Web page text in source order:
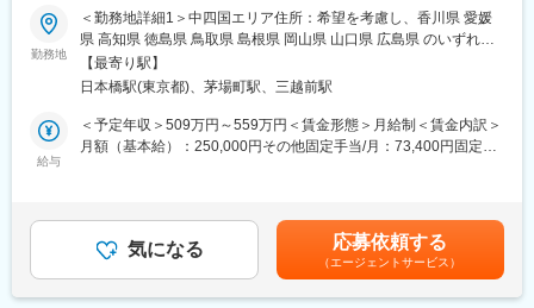
活動に専念できる環境です。
個人の予算はありますが、チーム内で助け合う社風が整ってお
り、過度なプレッシャーなく顧客とじっくり関係構築が可能で
す。
■働き方
社用車を利用して自宅から病院へ直行直帰の働き方となるため、
医療営業として専門性を磨き管理職を目指すのはもちろん、他事
業部やグループ会社への異動実績も豊富にございます。（※病院の
経営コンサル、医薬品メーカーのマーケティング支援、人事担当
★本ポジションは、未経験から医療業界で活躍できます！
・医療を通じて社会に貢献したい
・仕事を通じて学びを深め自己の成長を実感したい
・専門職として知識、技能を身に付けたい
・内資系の安定企業で働きたい
という方にはおススメです！
＜2人に1人は未経験入社、75%は異業種からの転職者です＞
品に関する情報提供を行います。
勤務地
＜勤務地詳細1＞中四国エリア住所：希望を考慮し、香川県 愛媛
県 高知県 徳島県 鳥取県 島根県 岡山県 山口県 広島県 のいずれか
に配属致します。受動喫煙対策：屋内全面禁煙＜勤務地詳細2＞本
社住所：東京都中央区日本橋2-14-1 フロントプレイス日本橋勤務
り変更の範囲：会社の定める事業所
【最寄り駅】
日本橋駅(東京都)、茅場町駅、三越前駅
給与
＜予定年収＞509万円～559万円＜賃金形態＞月給制＜賃金内訳＞
月額（基本給）：250,000円その他固定手当/月：73,400円固定残
どを考慮し、規定により決定します。※年収の他に別途日当（月額
3～4万円）・諸手当有昇給：年1回★頑張りに応じて年収UP★赴
任先の評価次第で大幅に年収をUPできます。（年2回業績給改
定）賃金はあくまでも目安の金額であり、選考を通じて上下する
気になる 応募依頼する
（エージェントサービス）